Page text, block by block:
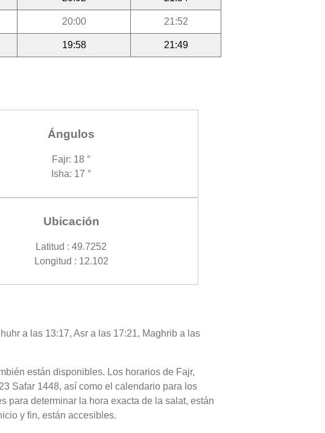
20:00 21:52
19:58 21:49
Ángulos
Fajr: 18 °
Isha: 17 °
Ubicación
Latitud : 49.7252
Longitud : 12.102
a las 13:17, Asr a las 17:21, Maghrib a las
están disponibles. Los horarios de Fajr,
Safar 1448, así como el calendario para los
para determinar la hora exacta de la salat, están
y fin, están accesibles.